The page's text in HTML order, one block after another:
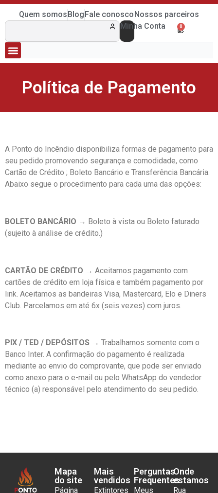
Quem somosBlogFale conoscoNossos parceiros
Minha Conta
0
Política de Pagamento
A Ponto do Incêndio disponibiliza formas de pagamento para
seu pedido promovendo segurança e comodidade, como
Cartão de Crédito ; Boleto Bancário e Transferência Bancária.
Abaixo segue o procedimento para cada uma das opções:
BOLETO BANCÁRIO → Boleto à vista ou Boleto faturado
(sujeito à análise de crédito.)
CARTÃO DE CRÉDITO → Aceitamos pagamento com
cartões de crédito em loja física e também pagamento por
link. Aceitamos as bandeiras Visa, Mastercard, Elo e Diners
Club. Parcelamos em até 6x (seis vezes) com juros.
PIX / TED / DEPÓSITOS → Trabalhamos somente com o
Banco Inter. A confirmação do pagamento é realizada
mediante ao envio do comprovante, que pode ser enviado
como anexo para o e-mail ou pelo WhatsApp do vendedor
técnico (a) responsável pelo atendimento do seu pedido.
Mapa
do site
Página
Mais
vendidos
Extintores
Perguntas
Frequentes
Meus
Onde
estamos
Rua